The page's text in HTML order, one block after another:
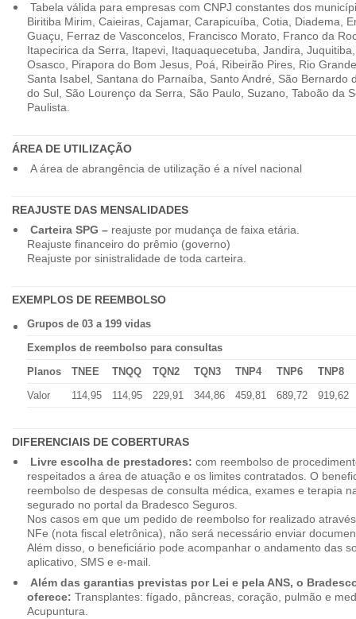
Tabela válida para empresas com CNPJ constantes dos
Biritiba Mirim, Caieiras, Cajamar, Carapicuíba, Cotia, Diadema,
Guaçu, Ferraz de Vasconcelos, Francisco Morato, Franco da
Itapecirica da Serra, Itapevi, Itaquaquecetuba, Jandira,
Osasco, Pirapora do Bom Jesus, Poá, Ribeirão Pires, Rio
Santa Isabel, Santana do Parnaíba, Santo André, São Bernardo
do Sul, São Lourenço da Serra, São Paulo, Suzano, Taboão da
Paulista.
ÁREA DE UTILIZAÇÃO
A área de abrangência de utilização é a nível nacional
REAJUSTE DAS MENSALIDADES
Carteira SPG –reajuste por mudança de faixa etária.
Reajuste financeiro do prêmio (governo)
Reajuste por sinistralidade de toda carteira.
EXEMPLOS DE REEMBOLSO
Grupos de 03 a 199 vidas
Exemplos de reembolso para consultas
Planos
TNEE TNQQ TQN2 TQN3 TNP4 TNP6
TNP8
Valor
114,95 114,95 229,91 344,86 459,81 689,72 919,62
DIFERENCIAIS DE COBERTURAS
Livre escolha de prestadores: com reembolso de
respeitados a área de atuação e os limites contratados. O
reembolso de despesas de consulta médica, exames e terapia
segurado no portal da Bradesco Seguros.
Nos casos em que um pedido de reembolso for realizado
NFe (nota fiscal eletrônica), não será necessário enviar
Além disso, o beneficiário pode acompanhar o andamento das
aplicativo, SMS e e-mail.
Além das garantias previstas por Lei e pela ANS, o
oferece: Transplantes: fígado, pâncreas, coração, pulmão e
Acupuntura.